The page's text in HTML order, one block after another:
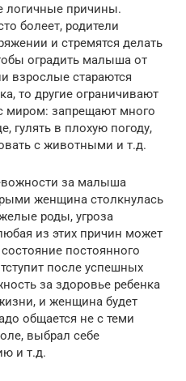
логичные причины.
болеет, родители
и стремятся делать
оградить малыша от
взрослые стараются
то другие ограничивают
миром: запрещают много
гулять в плохую погоду,
с животными и т.д.
за малыша
женщина столкнулась
роды, угроза
из этих причин может
постоянного
после успешных
за здоровье ребенка
и женщина будет
общается не с теми
выбрал себе
и т.д.